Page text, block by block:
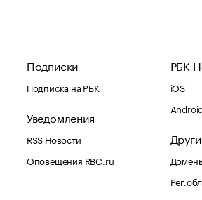
Подписки
Подписка на РБК
Уведомления
RSS Новости
Оповещения RBC.ru
РБК
iOS